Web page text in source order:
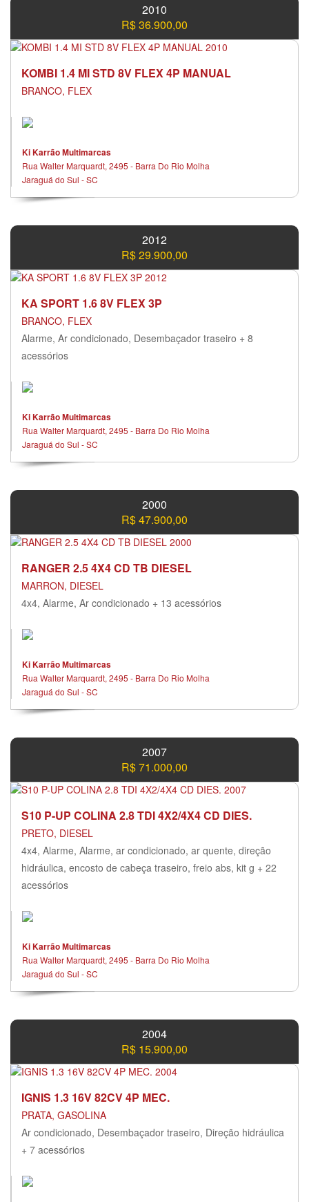
2010
R$ 36.900,00
KOMBI 1.4 MI STD 8V FLEX 4P MANUAL
BRANCO, FLEX
Ki Karrão Multimarcas
Rua Walter Marquardt, 2495 - Barra Do Rio Molha
Jaraguá do Sul - SC
2012
R$ 29.900,00
KA SPORT 1.6 8V FLEX 3P
BRANCO, FLEX
Alarme, Ar condicionado, Desembaçador traseiro + 8
acessórios
Ki Karrão Multimarcas
Rua Walter Marquardt, 2495 - Barra Do Rio Molha
Jaraguá do Sul - SC
2000
R$ 47.900,00
RANGER 2.5 4X4 CD TB DIESEL
MARRON, DIESEL
4x4, Alarme, Ar condicionado + 13 acessórios
Ki Karrão Multimarcas
Rua Walter Marquardt, 2495 - Barra Do Rio Molha
Jaraguá do Sul - SC
2007
R$ 71.000,00
S10 P-UP COLINA 2.8 TDI 4X2/4X4 CD DIES.
PRETO, DIESEL
4x4, Alarme, Alarme, ar condicionado, ar quente, direção
hidráulica, encosto de cabeça traseiro, freio abs, kit g + 22
acessórios
Ki Karrão Multimarcas
Rua Walter Marquardt, 2495 - Barra Do Rio Molha
Jaraguá do Sul - SC
2004
R$ 15.900,00
IGNIS 1.3 16V 82CV 4P MEC.
PRATA, GASOLINA
Ar condicionado, Desembaçador traseiro, Direção hidráulica
+ 7 acessórios